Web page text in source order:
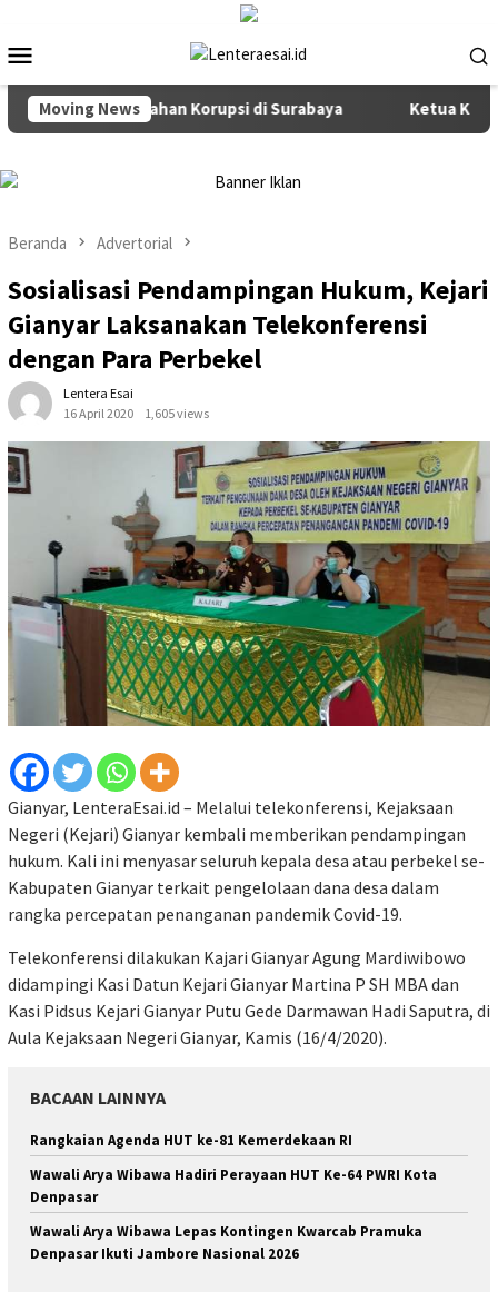
konten
Mobile
Moving News
Pencegahan Korupsi di Surabaya Ketua Komisi III
Beranda Advertorial
Sosialisasi Pendampingan Hukum, Kejari
Gianyar Laksanakan Telekonferensi
dengan Para Perbekel
Lentera Esai
16 April 2020
1,605 views
Gianyar, LenteraEsai.id – Melalui telekonferensi, Kejaksaan
Negeri (Kejari) Gianyar kembali memberikan pendampingan
hukum. Kali ini menyasar seluruh kepala desa atau perbekel se-
Kabupaten Gianyar terkait pengelolaan dana desa dalam
rangka percepatan penanganan pandemik Covid-19.
Telekonferensi dilakukan Kajari Gianyar Agung Mardiwibowo
didampingi Kasi Datun Kejari Gianyar Martina P SH MBA dan
Kasi Pidsus Kejari Gianyar Putu Gede Darmawan Hadi Saputra, di
Aula Kejaksaan Negeri Gianyar, Kamis (16/4/2020).
BACAAN LAINNYA
Rangkaian Agenda HUT ke-81 Kemerdekaan RI
Wawali Arya Wibawa Hadiri Perayaan HUT Ke-64 PWRI Kota
Denpasar
Wawali Arya Wibawa Lepas Kontingen Kwarcab Pramuka
Denpasar Ikuti Jambore Nasional 2026